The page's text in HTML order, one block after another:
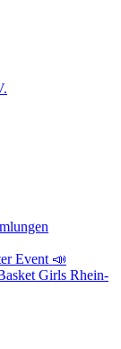
Event 📣
Girls Rhein-